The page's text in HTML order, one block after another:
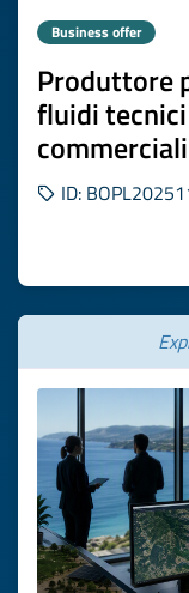
Business offer
Produttore
fluidi
ID: